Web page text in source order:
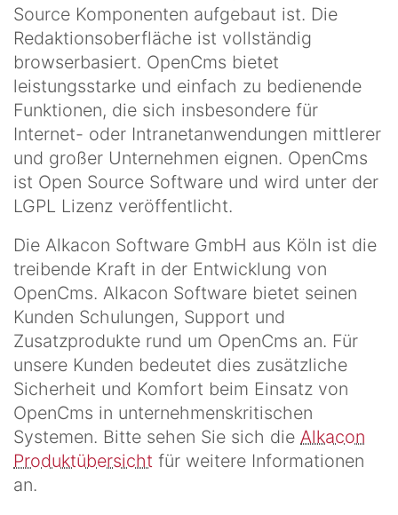
Source Komponenten aufgebaut ist. Die
Redaktionsoberfläche ist vollständig
browserbasiert. OpenCms bietet
leistungsstarke und einfach zu bedienende
Funktionen, die sich insbesondere für
Internet- oder Intranetanwendungen mittlerer
und großer Unternehmen eignen. OpenCms
ist Open Source Software und wird unter der
LGPL Lizenz veröffentlicht.
Die Alkacon Software GmbH aus Köln ist die
treibende Kraft in der Entwicklung von
OpenCms. Alkacon Software bietet seinen
Kunden Schulungen, Support und
Zusatzprodukte rund um OpenCms an. Für
unsere Kunden bedeutet dies zusätzliche
Sicherheit und Komfort beim Einsatz von
OpenCms in unternehmenskritischen
Systemen. Bitte sehen Sie sich die Alkacon
Produktübersicht für weitere Informationen
an.